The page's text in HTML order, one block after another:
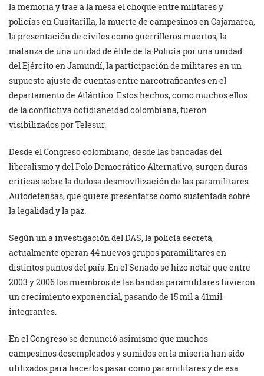
la memoria y trae a la mesa el choque entre militares y
policías en Guaitarilla, la muerte de campesinos en Cajamarca,
la presentación de civiles como guerrilleros muertos, la
matanza de una unidad de élite de la Policía por una unidad
del Ejército en Jamundí, la participación de militares en un
supuesto ajuste de cuentas entre narcotraficantes en el
departamento de Atlántico. Estos hechos, como muchos ellos
de la conflictiva cotidianeidad colombiana, fueron
visibilizados por Telesur.
Desde el Congreso colombiano, desde las bancadas del
liberalismo y del Polo Democrático Alternativo, surgen duras
críticas sobre la dudosa desmovilización de las paramilitares
Autodefensas, que quiere presentarse como sustentada sobre
la legalidad y la paz.
Según un a investigación del DAS, la policía secreta,
actualmente operan 44 nuevos grupos paramilitares en
distintos puntos del país. En el Senado se hizo notar que entre
2003 y 2006 los miembros de las bandas paramilitares tuvieron
un crecimiento exponencial, pasando de 15 mil a 41mil
integrantes.
En el Congreso se denunció asimismo que muchos
campesinos desempleados y sumidos en la miseria han sido
utilizados para hacerlos pasar como paramilitares y de esa